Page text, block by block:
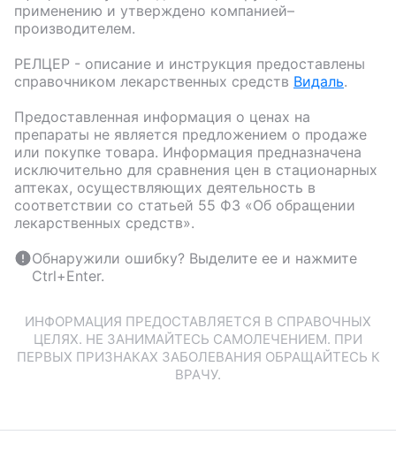
применению и утверждено компанией–
производителем.
РЕЛЦЕР - описание и инструкция предоставлены
справочником лекарственных средств Видаль.
Предоставленная информация о ценах на
препараты не является предложением о продаже
или покупке товара. Информация предназначена
исключительно для сравнения цен в стационарных
аптеках, осуществляющих деятельность в
соответствии со статьей 55 ФЗ «Об обращении
лекарственных средств».
Обнаружили ошибку? Выделите ее и нажмите
Ctrl+Enter.
ИНФОРМАЦИЯ ПРЕДОСТАВЛЯЕТСЯ В СПРАВОЧНЫХ
ЦЕЛЯХ. НЕ ЗАНИМАЙТЕСЬ САМОЛЕЧЕНИЕМ. ПРИ
ПЕРВЫХ ПРИЗНАКАХ ЗАБОЛЕВАНИЯ ОБРАЩАЙТЕСЬ К
ВРАЧУ.